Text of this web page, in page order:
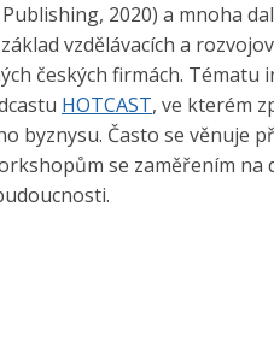
2020) a mnoha
vzdělávacích a
českých firmách. Tématu
HOTCAST, ve kterém
byznysu. Často se věnuje
se zaměřením na